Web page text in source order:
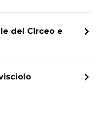
del Circeo e